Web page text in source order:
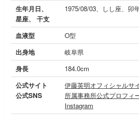
生年月日、
星座、 干支
1975/08/03、しし座、卯
血液型
O型
出身地
岐阜県
身長
184.0cm
公式サイト
公式SNS
伊藤英明オフィシャルサ
所属事務所公式プロフィ
Instagram